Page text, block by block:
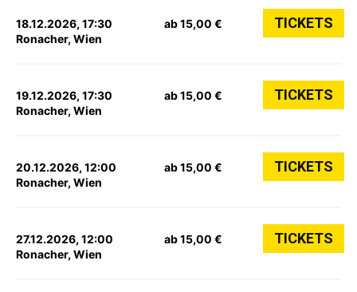
18.12.2026, 17:30
Ronacher, Wien
ab 15,00 € TICKETS
19.12.2026, 17:30
Ronacher, Wien
ab 15,00 € TICKETS
20.12.2026, 12:00
Ronacher, Wien
ab 15,00 € TICKETS
27.12.2026, 12:00
Ronacher, Wien
ab 15,00 € TICKETS